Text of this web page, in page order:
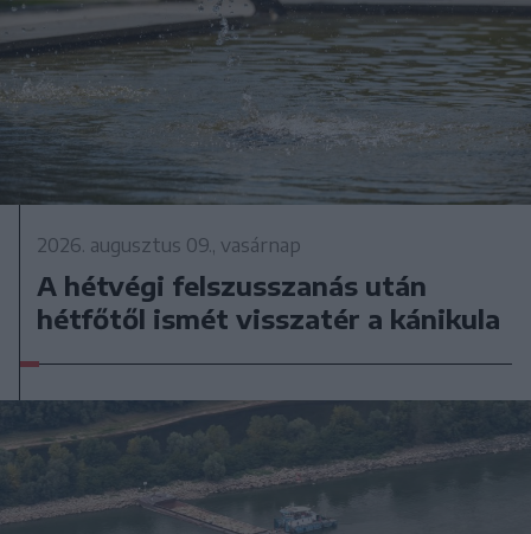
2026. augusztus 09., vasárnap
A hétvégi felszusszanás után
hétfőtől ismét visszatér a kánikula